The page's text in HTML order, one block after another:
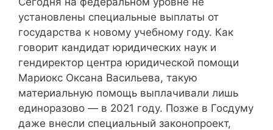
установлены специальные выплаты от
государства к новому учебному году. Как
говорит кандидат юридических наук и
гендиректор центра юридической помощи
Мариокс Оксана Васильева, такую
материальную помощь выплачивали лишь
единоразово — в 2021 году. Позже в Госдуму
даже внесли специальный законопроект,